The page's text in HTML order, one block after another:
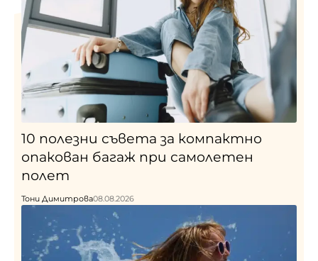
10 полезни съвета за компактно
опакован багаж при самолетен
полет
Тони Димитрова08.08.2026